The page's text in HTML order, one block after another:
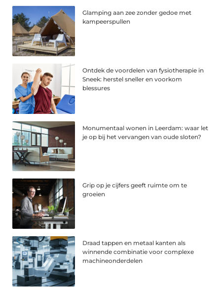
Glamping aan zee zonder gedoe met
kampeerspullen
Ontdek de voordelen van fysiotherapie in
Sneek: herstel sneller en voorkom
blessures
Monumentaal wonen in Leerdam: waar let
je op bij het vervangen van oude sloten?
Grip op je cijfers geeft ruimte om te
groeien
Draad tappen en metaal kanten als
winnende combinatie voor complexe
machineonderdelen